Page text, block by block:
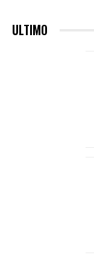
ULTIMO